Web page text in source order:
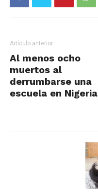
Artículo anterior
Al menos ocho
muertos al
derrumbarse una
escuela en Nigeria